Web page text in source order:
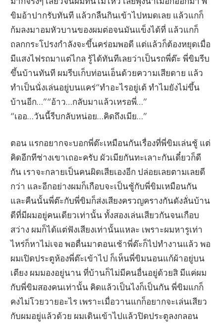
ขิมอ้าปากรับทันที แล้วกลืนกินเข้าไปหมดเลย แล้วแกก็
ก้มลงมาอมหัวบานของผมต่อจนมันแข็งได้ที่ แล้วแกก็
ถลกกระโปรงกำลังจะขึ้นคร่อมพอดี แต่แล้วก็ต้องหยุดเมื่อ
มีแสงไฟรถมาแต่ไกล รู้ได้ทันทีเลยว่าเป็นรถพี่ต๊ะ พี่ขิมรีบ
ขึ้นบ้านทันที ผมรีบเก็บท่อนเอ็นด้วยความเสียดาย แล้ว
ทำเป็นนั่งเล่นอยู่บนแคร่“ทำอะไรอยู่เต้ ทำไมยังไม่ขึ้น
บ้านอีก…”“อ้าว…กลับมาแล้วเหรอพี่…”
“เออ…วันนี้รีบกลับหน่อย…คิดถึงเมีย…”
ตอน แรกอยากจะบอกพี่ต๊ะเหมือนกันเรื่องที่พี่ขิมเล่นชู้ แต่
คิดอีกทีช่างเขาเถอะครับ ผัวเมียกันทะเลาะกันเดี๋ยวก็ดี
กัน เราจะกลายเป็นคนผิดเสียเองอีก ปล่อยเลยตามเลยดี
กว่า และอีกอย่างผมก็เกือบจะเป็นชู้กับพี่ขิมเหมือนกัน
และคืนนั้นพี่ต๊ะกับพี่ขิมก็ส่งเสียงครวญครางกันดังลั่นบ้าน
ดีที่มีผมอยู่คนเดียวเท่านั้น ทั้งสองเล่นเสียวกันจนเกือบ
สว่าง ผมก็ได้แต่ฟังเสียงเท่านั้นแหละ เพราะผมหารูเท่า
ไหร่ก็หาไม่เจอ พอตื่นมาตอนเช้าพี่ต๊ะก็ไปทำงานแล้ว พอ
ผมเปิดประตูห้องพี่ต๊ะเข้าไป ก็เห็นพี่ขิมนอนแก้ผ้าอยู่บน
เตียง ผมมองอยู่นาน ที่บ้านก็ไม่มีคนอื่นอยู่ด้วยสิ มีแค่ผม
กับพี่ขิมสองคนเท่านั้น คิดแล้วเป็นไงก็เป็นกัน พี่ขิมแกก็
คงไม่โวยวายอะไร เพราะเมื่อวานแกก็อยากจะเล่นเสียว
กับผมอยู่แล้วด้วย ผมเดินเข้าไปแล้วปิดประตูลงกลอน